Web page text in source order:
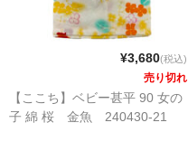
¥3,680(税込)
売り切れ
【ここち】ベビー甚平 90 女の
子 綿 桜 金魚 240430-21